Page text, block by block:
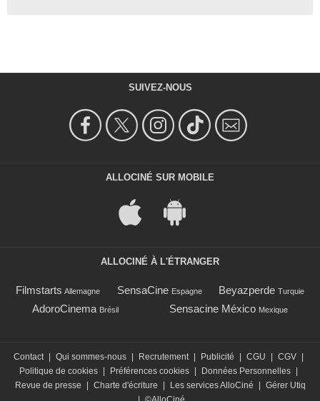
SUIVEZ-NOUS
ALLOCINÉ SUR MOBILE
ALLOCINÉ À L'ÉTRANGER
Filmstarts Allemagne SensaCine Espagne Beyazperde Turquie
AdoroCinema Brésil Sensacine México Mexique
Contact | Qui sommes-nous | Recrutement | Publicité | CGU | CGV |
Politique de cookies | Préférences cookies | Données Personnelles |
Revue de presse
| Charte d'écriture | Les services AlloCiné | Gérer Utiq